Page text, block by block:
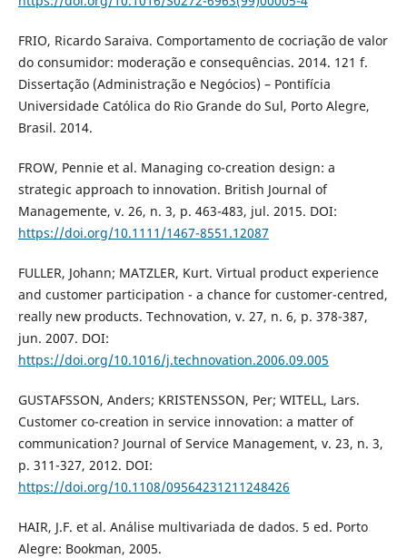
FRIO, Ricardo Saraiva. Comportamento de cocriação de valor
do consumidor: moderação e consequências. 2014. 121 f.
Dissertação (Administração e Negócios) – Pontifícia
Universidade Católica do Rio Grande do Sul, Porto Alegre,
Brasil. 2014.
FROW, Pennie et al. Managing co-creation design: a
strategic approach to innovation. British Journal of
Managemente, v. 26, n. 3, p. 463-483, jul. 2015. DOI:
https://doi.org/10.1111/1467-8551.12087
FULLER, Johann; MATZLER, Kurt. Virtual product experience
and customer participation - a chance for customer-centred,
really new products. Technovation, v. 27, n. 6, p. 378-387,
jun. 2007. DOI:
https://doi.org/10.1016/j.technovation.2006.09.005
GUSTAFSSON, Anders; KRISTENSSON, Per; WITELL, Lars.
Customer co-creation in service innovation: a matter of
communication? Journal of Service Management, v. 23, n. 3,
p. 311-327, 2012. DOI:
https://doi.org/10.1108/09564231211248426
HAIR, J.F. et al. Análise multivariada de dados. 5 ed. Porto
Alegre: Bookman, 2005.